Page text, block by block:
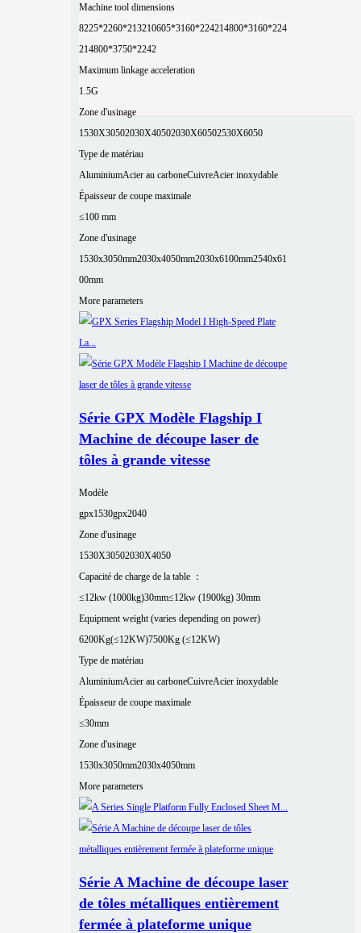
Machine tool dimensions
8225*2260*213210605*3160*224214800*3160*224
214800*3750*2242
Maximum linkage acceleration
1.5G
Zone d'usinage
1530X30502030X40502030X60502530X6050
Type de matériau
AluminiumAcier au carboneCuivreAcier inoxydable
Épaisseur de coupe maximale
≤100 mm
Zone d'usinage
1530x3050mm2030x4050mm2030x6100mm2540x61
00mm
More parameters
Série GPX Modèle Flagship I
Machine de découpe laser de
tôles à grande vitesse
Modèle
gpx1530gpx2040
Zone d'usinage
1530X30502030X4050
Capacité de charge de la table ：
≤12kw (1000kg)30mm≤12kw (1900kg) 30mm
Equipment weight (varies depending on power)
6200Kg(≤12KW)7500Kg (≤12KW)
Type de matériau
AluminiumAcier au carboneCuivreAcier inoxydable
Épaisseur de coupe maximale
≤30mm
Zone d'usinage
1530x3050mm2030x4050mm
More parameters
Série A Machine de découpe laser
de tôles métalliques entièrement
fermée à plateforme unique